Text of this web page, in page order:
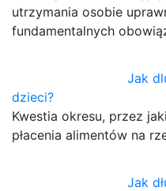
utrzymania osobie
fundamentalnych
Jak
dzieci?
Kwestia okresu, przez
płacenia alimentów na
Jak